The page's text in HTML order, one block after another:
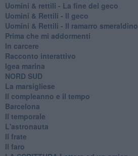
​Uomini & rettili - La fine del geco
Uomini & Rettili - Il geco
Uomini & Rettili - Il ramarro smeraldino
Prima che mi addormenti
In carcere
Racconto interattivo
Igea marina
​NORD SUD
La marsigliese
Il compleanno e il tempo
Barcelona
Il temporale
L'astronauta
Il frate
Il faro